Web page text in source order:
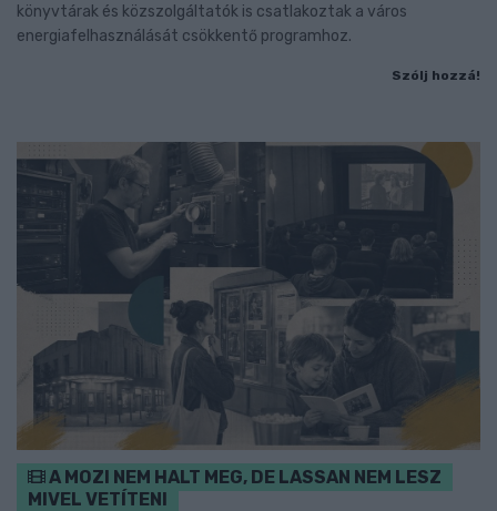
könyvtárak és közszolgáltatók is csatlakoztak a város
energiafelhasználását csökkentő programhoz.
Szólj hozzá!
A MOZI NEM HALT MEG, DE LASSAN NEM LESZ
MIVEL VETÍTENI